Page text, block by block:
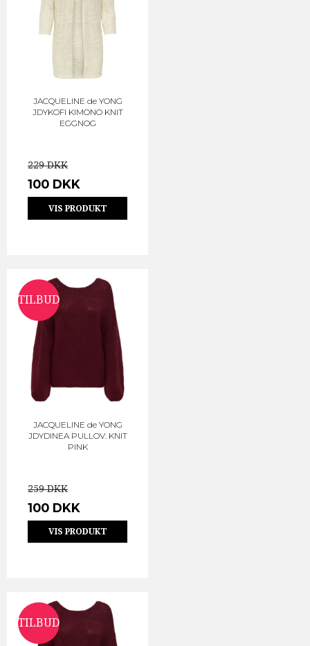
JACQUELINE de YONG
JDYKOFI KIMONO KNIT
EGGNOG
229 DKK
100 DKK
VIS PRODUKT
TILBUD
JACQUELINE de YONG
JDYDINEA PULLOV. KNIT
PINK
259 DKK
100 DKK
VIS PRODUKT
TILBUD